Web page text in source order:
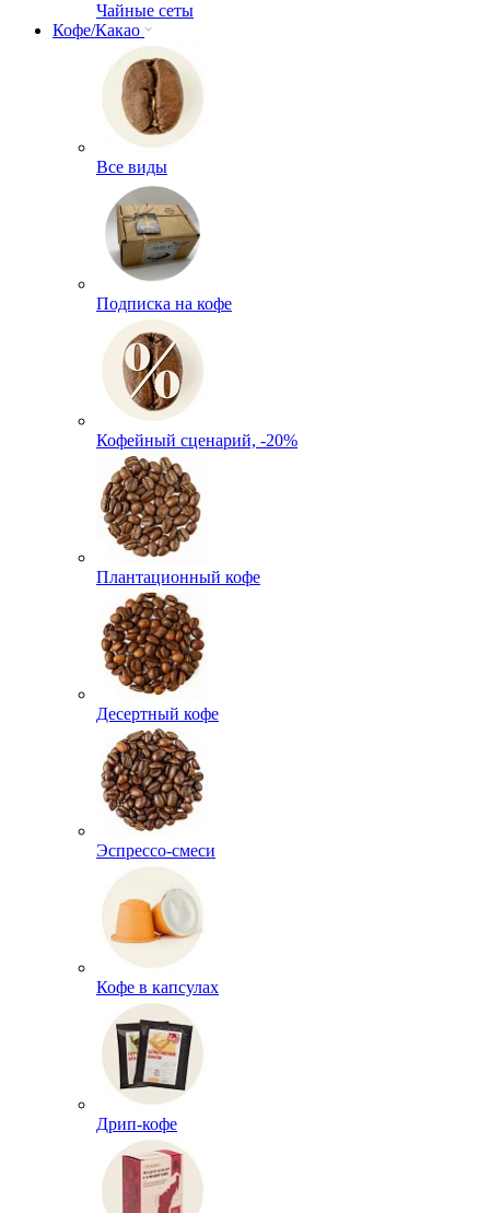
Чайные сеты
Кофе/Какао
Все виды
Подписка на кофе
Кофейный сценарий, -20%
Плантационный кофе
Десертный кофе
Эспрессо-смеси
Кофе в капсулах
Дрип-кофе